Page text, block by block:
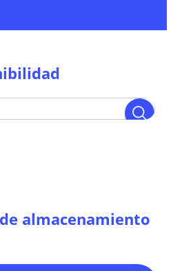
almacenamiento